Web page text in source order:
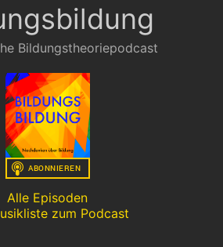
Bildungstheoriepodcast
Alle Episoden
zum Podcast